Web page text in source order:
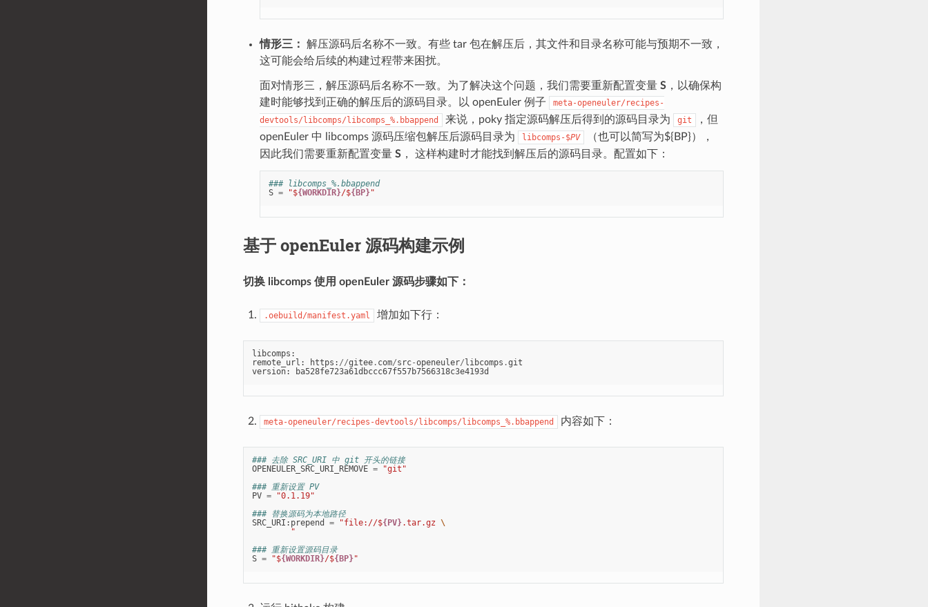
情形三：
解压源码后名称不一致。有些 tar 包在解压后，其文件和目录名称可能与预期不一致，
这可能会给后续的构建过程带来困扰。
面对情形三，解压源码后名称不一致。为了解决这个问题，我们需要重新配置变量 S，以确保构
建时能够找到正确的解压后的源码目录。以 openEuler 例子
meta-openeuler/recipes-
devtools/libcomps/libcomps_%.bbappend
来说，poky 指定源码解压后得到的源码目录为 git
，但
openEuler 中 libcomps 源码压缩包解压后源码目录为
libcomps-$PV
（也可以简写为${BP}），
因此我们需要重新配置变量 S， 这样构建时才能找到解压后的源码目录。配置如下：
### libcomps_%.bbappend
S = "${WORKDIR}/${BP}"
基于 openEuler 源码构建示例
切换 libcomps 使用 openEuler 源码步骤如下：
.oebuild/manifest.yaml 增加如下行：
libcomps :
remote_url : https : //gitee. com/src-openeuler/libcomps .git
version: ba528fe723a61dbccc67f557b7566318c3e4193d
meta-openeuler/recipes-devtools/libcomps/libcomps_%.bbappend 内容如下：
### 去除 SRC_URI 中 git 开头的链接
OPENEULER_SRC_URI_REMOVE =
"git"
### 重新设置 PV
PV =
"0.1.19"
### 替换源码为本地路径
SRC_URI : prepend = "file://${PV}.tar.gz \
        "
### 重新设置源码目录
S = "${WORKDIR}/${BP}"